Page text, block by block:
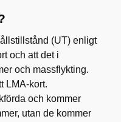
(UT) enligt
och att det i
och massflykting.
LMA-kort.
och kommer
utan de kommer